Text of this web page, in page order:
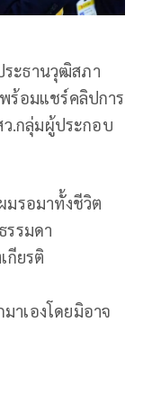
ระธานวุฒิสภา
ร้อมแชร์คลิปการ
.กลุ่มผู้ประกอบ
มรอมาทั้งชีวิต
รรมดา
กียรติ
าเองโดยมิอาจ